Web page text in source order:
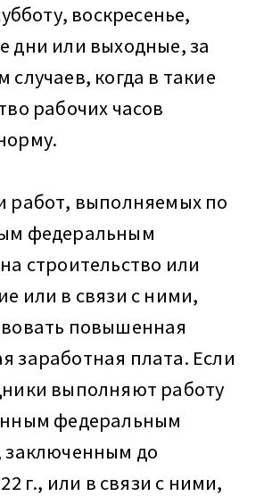
воскресенье,
дни или выходные, за
случаев, когда в такие
рабочих часов
работ, выполняемых по
федеральным
строительство или
или в связи с ними,
повышенная
заработная плата. Если
выполняют работу
федеральным
заключенным до
г., или в связи с ними,